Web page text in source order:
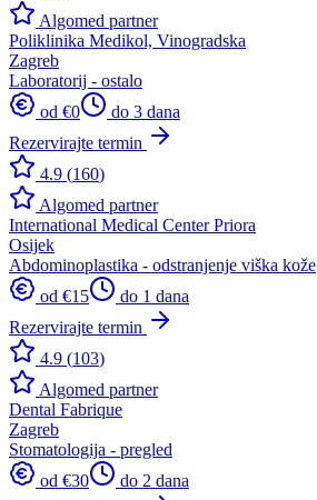
Algomed partner
Poliklinika Medikol, Vinogradska
Zagreb
Laboratorij - ostalo
od €0
do 3 dana
Rezervirajte termin
4.9 (160)
Algomed partner
International Medical Center Priora
Osijek
Abdominoplastika - odstranjenje viška kože
od €15
do 1 dana
Rezervirajte termin
4.9 (103)
Algomed partner
Dental Fabrique
Zagreb
Stomatologija - pregled
od €30
do 2 dana